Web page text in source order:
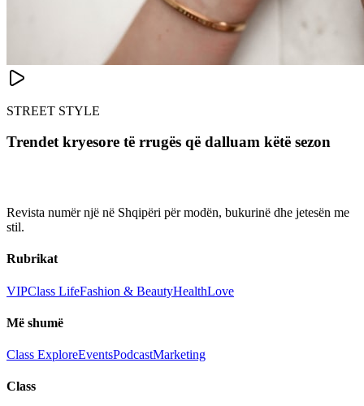
STREET STYLE
Trendet kryesore të rrugës që dalluam këtë sezon
Revista numër një në Shqipëri për modën, bukurinë dhe jetesën me
stil.
Rubrikat
VIPClass LifeFashion & BeautyHealthLove
Më shumë
Class ExploreEventsPodcastMarketing
Class